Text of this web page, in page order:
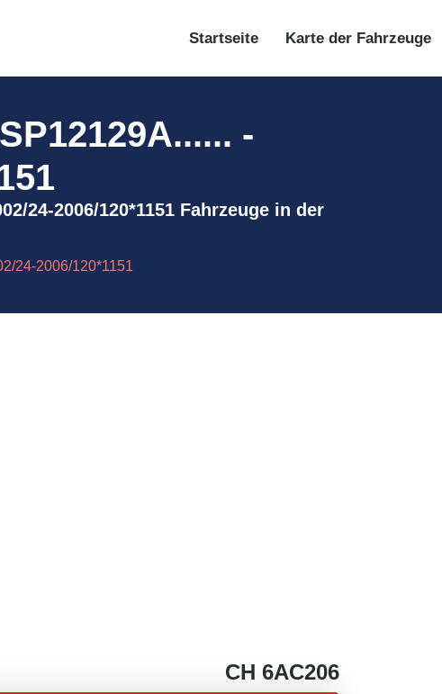
Startseite Karte der Fahrzeuge
-
24-2006/120*1151 Fahrzeuge in der
24-2006/120*1151
CH 6AC206